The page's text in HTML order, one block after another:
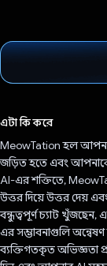
এটা কি করে
MeowTation হল
জড়িত হতে এবং আপনাকে
Al-এর শক্তিতে,
উত্তর দিয়ে উত্তর দেয়
বন্ধুত্বপূর্ণ চ্যাট
এর সম্ভাবনাগুলি
ব্যক্তিগতকৃত অভিজ্ঞতা